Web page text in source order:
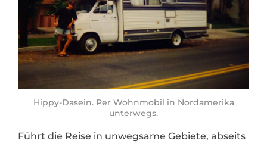
Hippy-Dasein. Per Wohnmobil in Nordamerika
unterwegs.
Führt die Reise in unwegsame Gebiete, abseits